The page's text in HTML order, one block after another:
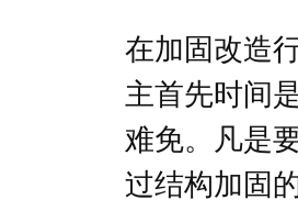
在加固改造
主首先时间
难免。凡是
过结构加固